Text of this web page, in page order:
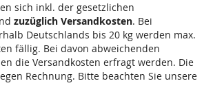
sich inkl. der gesetzlichen
zuzüglich Versandkosten. Bei
Deutschlands bis 20 kg werden max.
fällig. Bei davon abweichenden
die Versandkosten erfragt werden. Die
Rechnung. Bitte beachten Sie unsere